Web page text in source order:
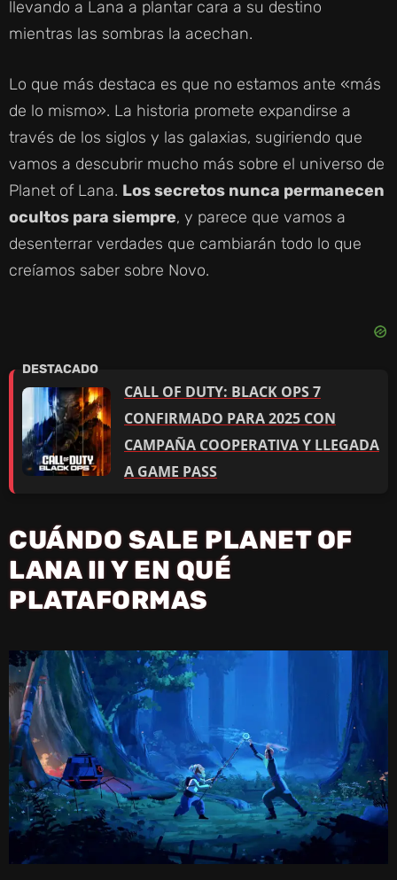
llevando a Lana a plantar cara a su destino
mientras las sombras la acechan.
Lo que más destaca es que no estamos ante «más
de lo mismo». La historia promete expandirse a
través de los siglos y las galaxias, sugiriendo que
vamos a descubrir mucho más sobre el universo de
Planet of Lana. Los secretos nunca permanecen
ocultos para siempre, y parece que vamos a
desenterrar verdades que cambiarán todo lo que
creíamos saber sobre Novo.
CALL OF DUTY: BLACK OPS 7
CONFIRMADO PARA 2025 CON
CAMPAÑA COOPERATIVA Y LLEGADA
A GAME PASS
CUÁNDO SALE PLANET OF
LANA II Y EN QUÉ
PLATAFORMAS